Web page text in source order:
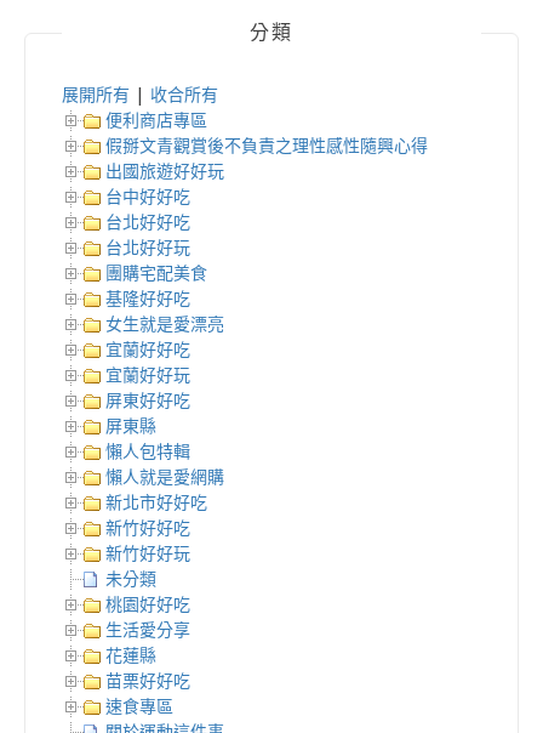
分類
展開所有
收合所有
便利商店專區
假掰文青觀賞後不負責之理性感性隨興心得
出國旅遊好好玩
台中好好吃
台北好好吃
台北好好玩
團購宅配美食
基隆好好吃
女生就是愛漂亮
宜蘭好好吃
宜蘭好好玩
屏東好好吃
屏東縣
懶人包特輯
懶人就是愛網購
新北市好好吃
新竹好好吃
新竹好好玩
未分類
桃園好好吃
生活愛分享
花蓮縣
苗栗好好吃
速食專區